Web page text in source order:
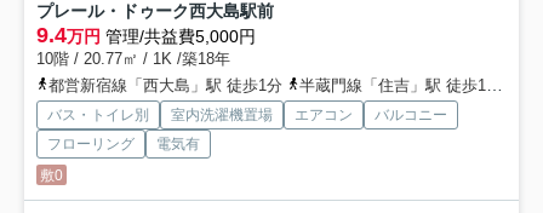
プレール・ドゥーク西大島駅前
9.4万円 管理/共益費5,000円
10階 / 20.77㎡ / 1K /築18年
都営新宿線「西大島」駅 徒歩1分
半蔵門線「住吉」駅 徒歩10分
バス・トイレ別 室内洗濯機置場 エアコン
バルコニー
フローリング
電気有
敷0